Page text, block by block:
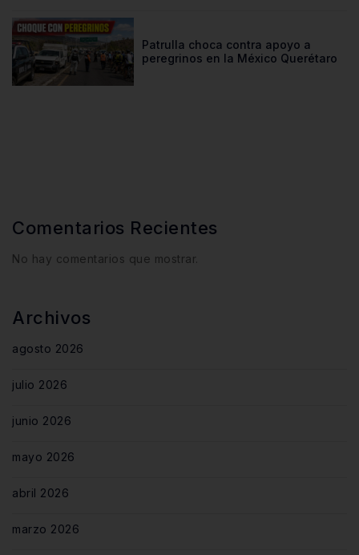
Patrulla choca contra apoyo a
peregrinos en la México Querétaro
Comentarios Recientes
No hay comentarios que mostrar.
Archivos
agosto 2026
julio 2026
junio 2026
mayo 2026
abril 2026
marzo 2026